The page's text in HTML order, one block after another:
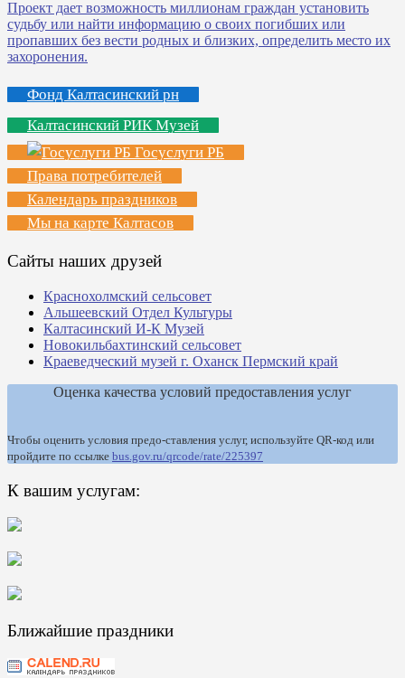
Фонд Калтасинский рн
Калтасинский РИК Музей
Госуслуги РБ
Права потребителей
Календарь праздников
Мы на карте Калтасов
Сайты наших друзей
Краснохолмский сельсовет
Альшеевский Отдел Культуры
Калтасинский И-К Музей
Новокильбахтинский сельсовет
Краеведческий музей г. Оханск Пермский край
Оценка качества условий предоставления услуг
Чтобы оценить условия предо-ставления услуг, используйте QR-код или
пройдите по ссылке bus.gov.ru/qrcode/rate/225397
К вашим услугам:
Ближайшие праздники